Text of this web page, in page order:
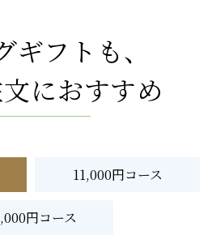
ギフトも、
におすすめ
11,000円コース
円コース